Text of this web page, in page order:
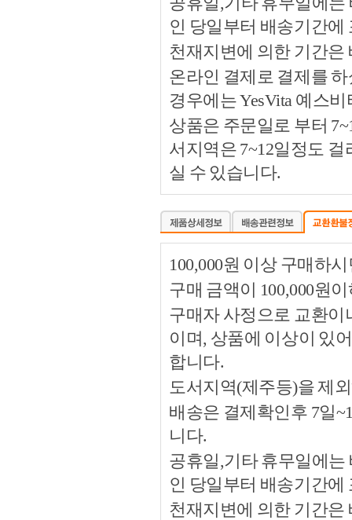
인 당일부터 배송기간에
천재지변에 의한 기간
온라인 결제로 결제를
경우에는 YesVita 예스
상품은 주문일로 부터
서지역은 7~12일정도
실 수 있습니다.
100,000원 이상 구매하
구매 금액이 100,000원
구매자 사정으로 교환이
이며, 상품에 이상이 있
합니다.
도서지역(제주등)을 제
배송은 결제확인후 7일
니다.
공휴일,기타 휴무일에
인 당일부터 배송기간에
천재지변에 의한 기간